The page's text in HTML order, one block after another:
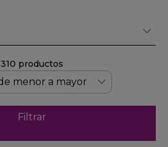
310 productos
Filtrar